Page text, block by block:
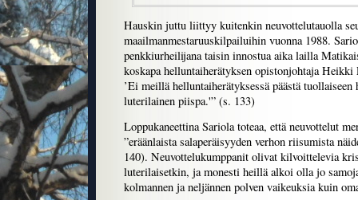
Hauskin juttu liittyy kuitenkin neuvottelutauolla
maailmanmestaruuskilpailuihin vuonna 1988.
penkkiurheilijana taisin innostua aika lailla
koskapa helluntaiherätyksen opistonjohtaja Heikki
’Ei meillä helluntaiherätyksessä päästä
luterilainen piispa.'” (s. 133)
Loppukaneettina Sariola toteaa, että neuvottelut
”eräänlaista salaperäisyyden verhon riisumista
140). Neuvottelukumppanit olivat kilvoittelevia
luterilaisetkin, ja monesti heillä alkoi olla jo
kolmannen ja neljännen polven vaikeuksia kuin